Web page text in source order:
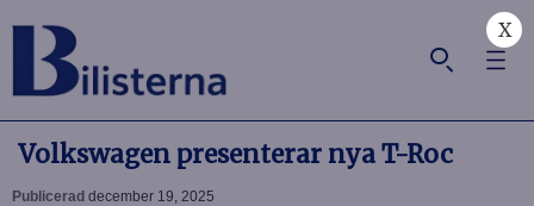
X
Volkswagen presenterar nya T-Roc
Publicerad december 19, 2025